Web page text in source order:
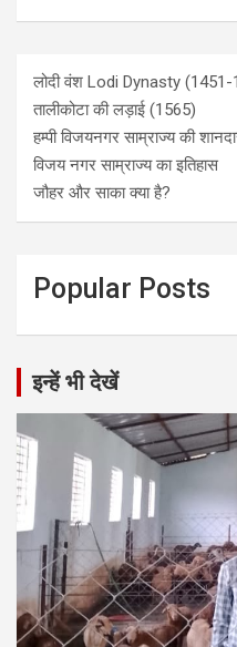
लोदी वंश Lodi Dynasty (1451-
तालीकोटा की लड़ाई (1565)
हम्पी विजयनगर साम्राज्य की
विजय नगर साम्राज्य का इतिहास
जौहर और साका क्या है?
Popular Posts
इन्हें भी देखें